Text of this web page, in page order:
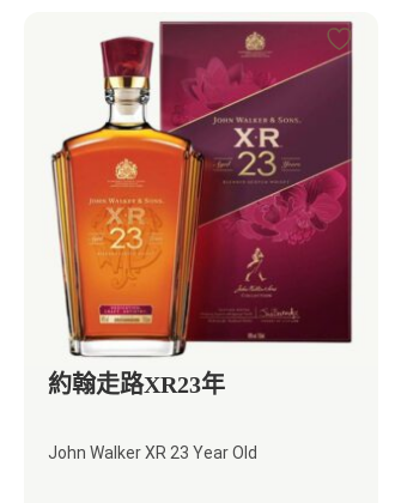
約翰走路XR23年
John Walker XR 23 Year Old